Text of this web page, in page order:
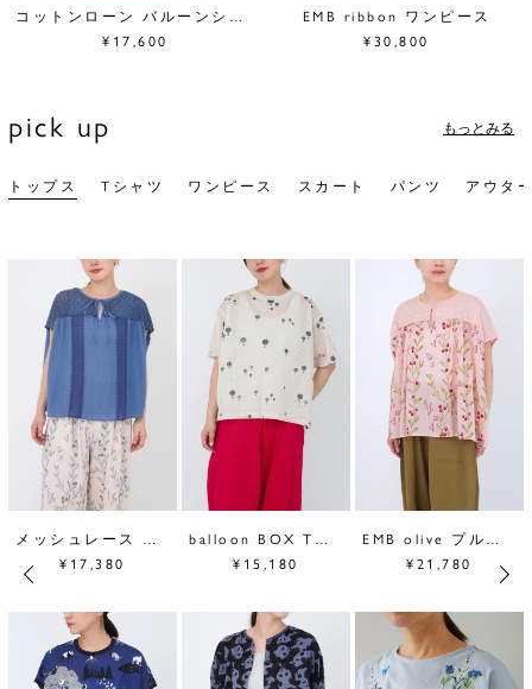
コットンローン バルーンシャツ
¥17,600
EMB ribbon ワンピース
¥30,800
pick up もっとみる
トップス Tシャツ ワンピース スカート パンツ アウタ
メッシュレース プルオーバー
¥17,380
balloon BOX Tシャツ
¥15,180
EMB olive プルオーバー
¥21,780